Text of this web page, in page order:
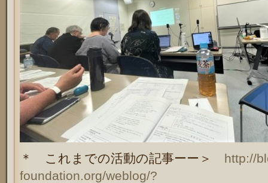
＊ これまでの活動の記事ーー＞ http://
foundation.org/weblog/?